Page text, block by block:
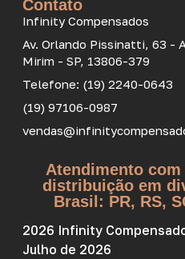
Contato
Infinity Compensados
Av. Orlando Pissinatti, 63 -
Mirim - SP, 13806-379
Telefone: (19) 2240-0643
(19) 97106-0987
Atendimento
distribuição em
Brasil: PR, RS,
2026 Infinity
Julho de 2026